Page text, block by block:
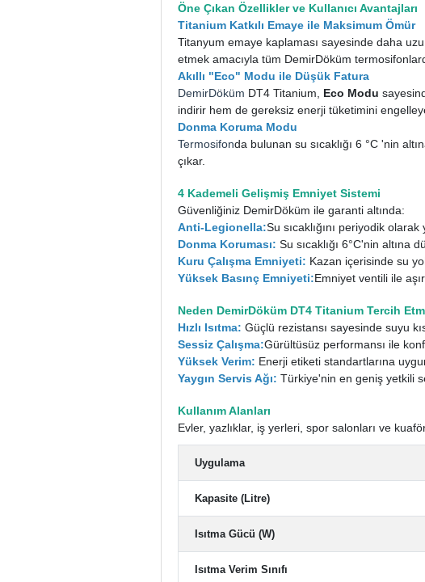
Öne Çıkan Özellikler ve Kullanıcı Avantajları
Titanium Katkılı Emaye ile Maksimum Ömür
Titanyum emaye kaplaması sayesinde daha
etmek amacıyla tüm DemirDöküm
Akıllı "Eco" Modu ile Düşük Fatura
DemirDöküm DT4 Titanium, Eco Modu
indirir hem de gereksiz enerji tüketimini
Donma Koruma Modu
Termosifonda bulunan su sıcaklığı 6 °C 'nin
çıkar.
4 Kademeli Gelişmiş Emniyet Sistemi
Güvenliğiniz DemirDöküm ile garanti altında:
Anti-Legionella:Su sıcaklığını periyodik
Donma Koruması: Su sıcaklığı 6°C'nin altına
Kuru Çalışma Emniyeti: Kazan içerisinde su
Yüksek Basınç Emniyeti:Emniyet ventili ile
Neden DemirDöküm DT4 Titanium Tercih
Hızlı Isıtma: Güçlü rezistansı sayesinde suyu
Sessiz Çalışma:Gürültüsüz performansı ile
Yüksek Verim: Enerji etiketi standartlarına
Yaygın Servis Ağı: Türkiye'nin en geniş yetkili
Kullanım Alanları
Evler, yazlıklar, iş yerleri, spor salonları ve
Uygulama
Kapasite (Litre)
Isıtma Gücü (W)
Isıtma Verim Sınıfı